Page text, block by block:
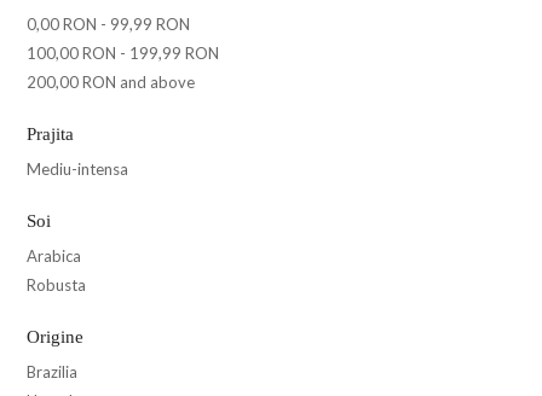
0,00 RON - 99,99 RON
100,00 RON - 199,99 RON
200,00 RON and above
Prajita
Mediu-intensa
Soi
Arabica
Robusta
Origine
Brazilia